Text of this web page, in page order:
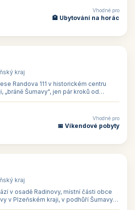
Vhodné pro
🏨 Ubytování na horác
kraj
Randova 111 v historickém centru
„bráně Šumavy", jen pár kroků od
Vhodné pro
📅 Víkendové pobyty
kraj
v osadě Radinovy, místní části obce
v Plzeňském kraji, v podhůří Šumavy